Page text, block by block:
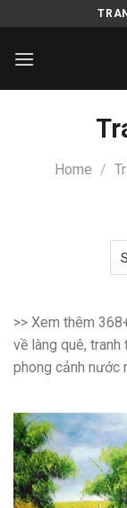
to
content
Home /
>> Xem thêm
về làng quê,
phong cảnh nước